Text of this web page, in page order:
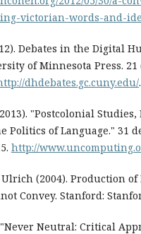
victorian-words-and-
Debates in the Digital
of Minnesota Press. 21
dhdebates.gc.cuny.edu/.
"Postcolonial
Politics of Language." 31
http://
Ulrich (2004). Production of
Convey. Stanford:
"Never Neutral: Critical